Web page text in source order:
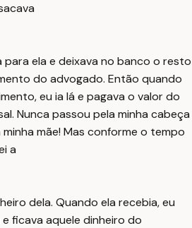
para ela e deixava no banco o resto
do advogado. Então quando
eu ia lá e pagava o valor do
Nunca passou pela minha cabeça
mãe! Mas conforme o tempo
a
dela. Quando ela recebia, eu
ficava aquele dinheiro do